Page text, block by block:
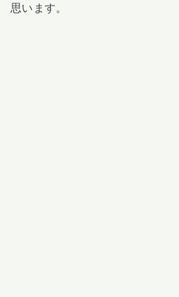
思います。